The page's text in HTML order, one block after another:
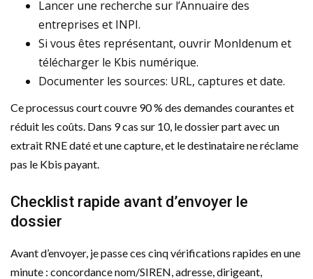
Lancer une recherche sur l’Annuaire des
entreprises et INPI.
Si vous êtes représentant, ouvrir MonIdenum et
télécharger le Kbis numérique.
Documenter les sources: URL, captures et date.
Ce processus court couvre 90 % des demandes courantes et
réduit les coûts. Dans 9 cas sur 10, le dossier part avec un
extrait RNE daté et une capture, et le destinataire ne réclame
pas le Kbis payant.
Checklist rapide avant d’envoyer le
dossier
Avant d’envoyer, je passe ces cinq vérifications rapides en une
minute : concordance nom/SIREN, adresse, dirigeant,